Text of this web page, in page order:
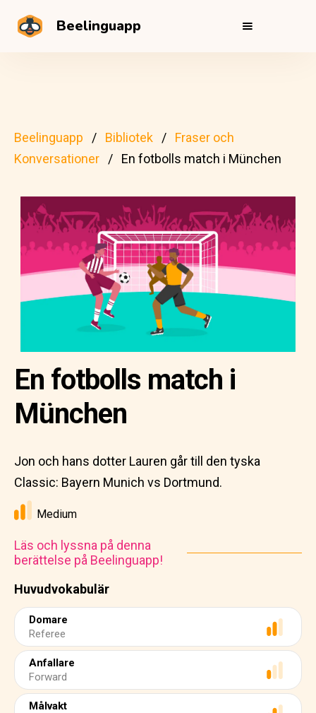
Beelinguapp
Beelinguapp Bibliotek
Fraser och
Konversationer
En fotbolls match i München
Huvudvokabulär
Domare
Referee
Anfallare
Forward
Målvakt
En fotbolls match i
München
Jon och hans dotter Lauren går till den tyska
Classic: Bayern Munich vs Dortmund.
Medium
Läs och lyssna på denna
berättelse på Beelinguapp!